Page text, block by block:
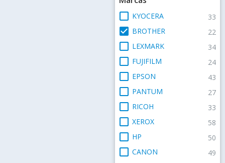
check_box_outline_blank KYOCERA 33
check_box BROTHER 22
check_box_outline_blank LEXMARK 34
check_box_outline_blank FUJIFILM 24
check_box_outline_blank EPSON 43
check_box_outline_blank PANTUM 27
check_box_outline_blank RICOH 33
check_box_outline_blank XEROX 58
check_box_outline_blank HP 50
check_box_outline_blank CANON 49